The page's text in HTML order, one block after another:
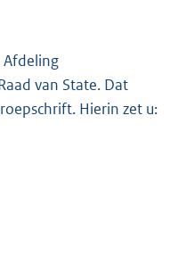
Afdeling
van State. Dat
Hierin zet u: